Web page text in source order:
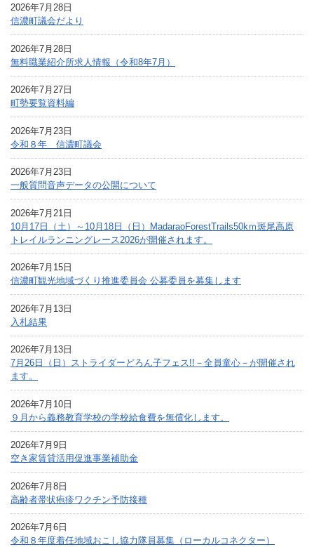
2026年7月28日
信濃町議会だより
2026年7月28日
無料職業紹介所求人情報（令和8年7月）
2026年7月27日
町勢要覧資料編
2026年7月23日
令和８年 信濃町議会
2026年7月23日
一般質問音声データの公開について
2026年7月21日
10月17日（土）～10月18日（日）MadaraoForestTrails50kｍ斑尾高原
トレイルランニングレース2026が開催されます。
2026年7月15日
信濃町観光地域づくり推進委員会 公募委員を募集します
2026年7月13日
入札結果
2026年7月13日
7月26日（日）ストライダーどろん子フェス!!－全員童心－が開催され
ます。
2026年7月10日
９月から義務教育学校の学校給食費を無償化します。
2026年7月9日
空き家賃貸活用促進事業補助金
2026年7月8日
高齢者帯状疱疹ワクチン予防接種
2026年7月6日
令和８年度着任地域おこし協力隊員募集（ローカルコネクター）